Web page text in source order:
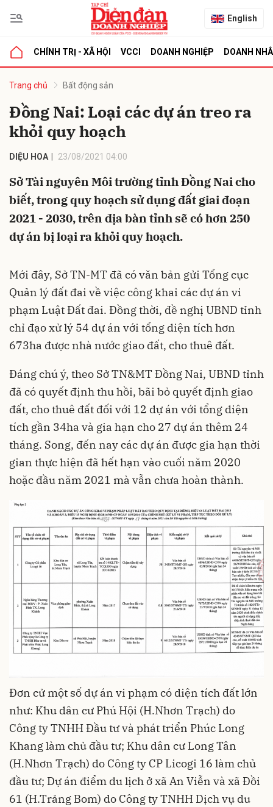
English
CHÍNH TRỊ - XÃ HỘI VCCI DOANH NGHIỆP DOANH
Trang chủ Bất động sản
Đồng Nai: Loại các dự án treo ra
khỏi quy hoạch
DIỆU HOA 23/08/2021 04:00
Sở Tài nguyên Môi trường tỉnh Đồng Nai cho
biết, trong quy hoạch sử dụng đất giai đoạn
2021 - 2030, trên địa bàn tỉnh sẽ có hơn 250
dự án bị loại ra khỏi quy hoạch.
Mới đây, Sở TN-MT đã có văn bản gửi Tổng cục
Quản lý đất đai về việc công khai các dự án vi
phạm Luật Đất đai. Đồng thời, đề nghị UBND tỉnh
chỉ đạo xử lý 54 dự án với tổng diện tích hơn
673ha được nhà nước giao đất, cho thuê đất.
Đáng chú ý, theo Sở TN&MTĐồng Nai, UBND tỉnh
đã có quyết định thu hồi, bãi bỏ quyết định giao
đất, cho thuê đất đối với 12 dự án với tổng diện
tích gần 34ha và gia hạn cho 27 dự án thêm 24
tháng. Song, đến nay các dự án được gia hạn thời
gian thực hiện đã hết hạn vào cuối năm 2020
hoặc đầu năm 2021 mà vẫn chưa hoàn thành.
Đơn cử một số dự án vi phạm có diện tích đất lớn
như: Khu dân cư Phú Hội (H.Nhơn Trạch) do
Công ty TNHH Đầu tư và phát triển Phúc Long
Khang làm chủ đầu tư; Khu dân cư Long Tân
(H.Nhơn Trạch) do Công ty CP Licogi 16 làm chủ
đầu tư; Dự án điểm du lịch ở xã An Viễn và xã Đồi
61 (H.Trảng Bom) do Công ty TNHH Dịch vụ du
luận
Hủy